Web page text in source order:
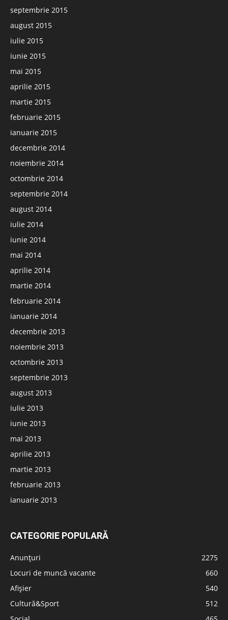
septembrie 2015
august 2015
iulie 2015
iunie 2015
mai 2015
aprilie 2015
martie 2015
februarie 2015
ianuarie 2015
decembrie 2014
noiembrie 2014
octombrie 2014
septembrie 2014
august 2014
iulie 2014
iunie 2014
mai 2014
aprilie 2014
martie 2014
februarie 2014
ianuarie 2014
decembrie 2013
noiembrie 2013
octombrie 2013
septembrie 2013
august 2013
iulie 2013
iunie 2013
mai 2013
aprilie 2013
martie 2013
februarie 2013
ianuarie 2013
CATEGORIE POPULARĂ
Anunțuri
2275
Locuri de muncă vacante
660
Afișier
540
Cultură&Sport
512